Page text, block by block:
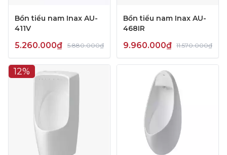
Bồn tiểu nam Inax AU-
411V
5.260.000₫ 5.880.000₫
Bồn tiểu nam Inax AU-
468IR
9.960.000₫ 11.570.000₫
12%